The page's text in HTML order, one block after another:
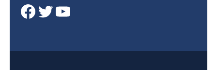
Facebook Twitter YouTube